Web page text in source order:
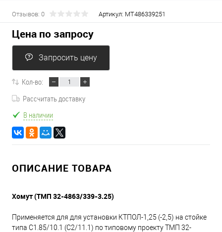
Отзывов: 0 Артикул: МТ486339251
Цена по запросу
Запросить цену
Кол-во:
Рассчитать доставку
В наличии
ОПИСАНИЕ ТОВАРА
Хомут (ТМП 32-4863/339-3.25)
Применяется для для установки КТПОЛ-1,25 (-2,5) на стойке
типа С1.85/10.1 (С2/11.1) по типовому проекту ТМП 32-